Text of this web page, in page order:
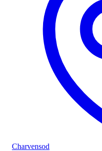
Charvensod